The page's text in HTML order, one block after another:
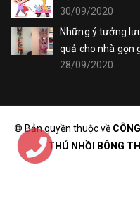
30/09/2020
Những ý tưởng
quả cho nhà gọn
28/09/2020
© Bản quyền thuộc về
THÚ NHỒI BÔNG